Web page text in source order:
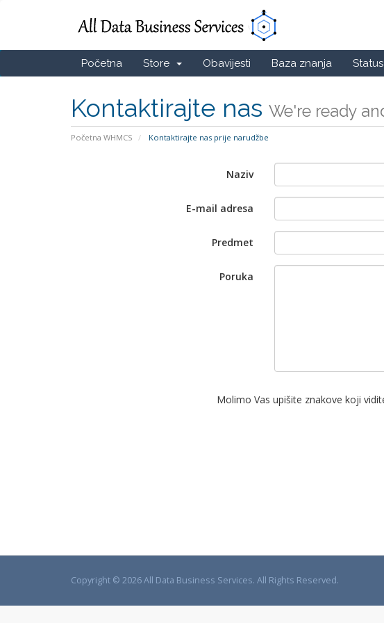
Početna Store Obavijesti Baza znanja
Kontaktirajte nas We're ready
Početna WHMCS Kontaktirajte nas prije narudžbe
Naziv
E-mail adresa
Predmet
Poruka
Molimo Vas upišite znakove koji
Copyright © 2026 All Data Business Services. All Rights Reserved.